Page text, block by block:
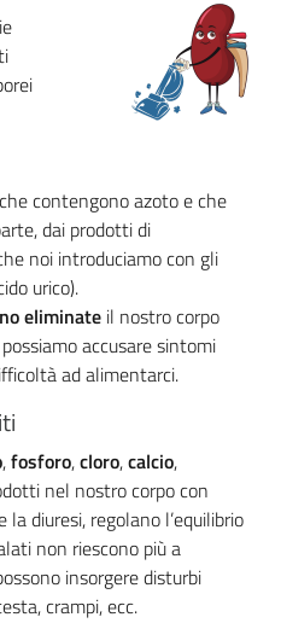
contengono azoto e che
dai prodotti di
noi introduciamo con gli
urico).
eliminate il nostro corpo
accusare sintomi
ad alimentarci.
,fosforo,cloro,calcio,
nel nostro corpo con
diuresi, regolano l’equilibrio
non riescono più a
insorgere disturbi
crampi, ecc.